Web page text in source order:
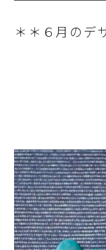
＊＊６月のデ